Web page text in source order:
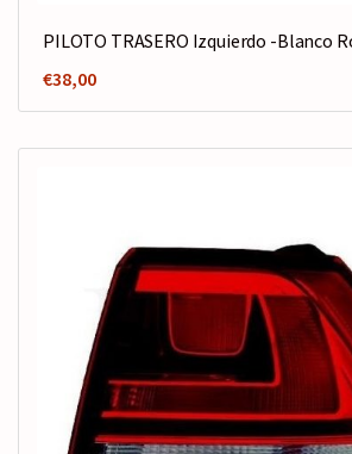
PILOTO TRASERO Izquierdo -Blanco
€38,00